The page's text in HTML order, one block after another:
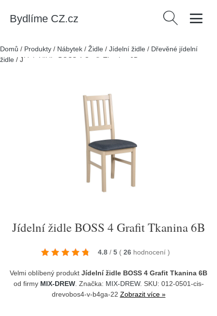
Bydlíme CZ.cz Vyhledávání
Domů / Produkty / Nábytek / Židle / Jídelní židle / Dřevěné jídelní
židle / Jídelní židle BOSS 4 Grafit Tkanina 6B
Jídelní židle BOSS 4 Grafit Tkanina 6B
4.8 / 5 ( 26 hodnocení )
Velmi oblíbený produkt Jídelní židle BOSS 4 Grafit Tkanina 6B
od firmy MIX-DREW. Značka: MIX-DREW. SKU: 012-0501-cis-
drevobos4-v-b4ga-22 Zobrazit více »